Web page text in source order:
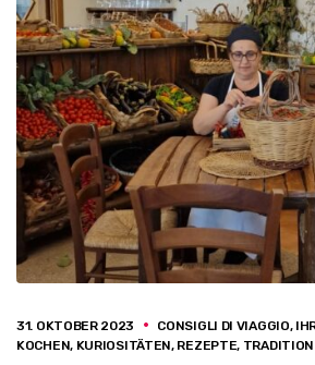
31. OKTOBER 2023 CONSIGLI DI VIAGGIO,
KOCHEN, KURIOSITÄTEN, REZEPTE, TRADITION